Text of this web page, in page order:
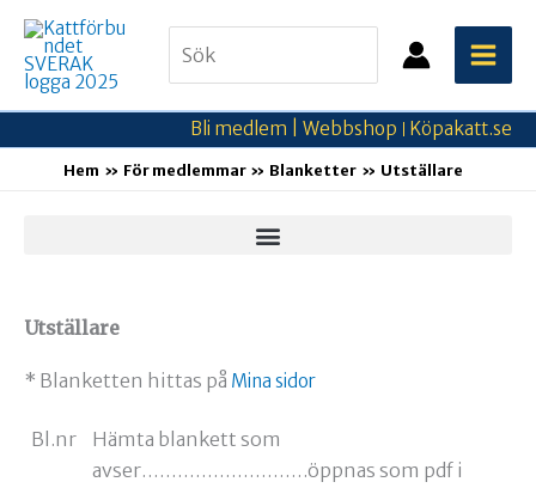
Hoppa
innehåll
for:
Bli medlem | Webbshop Köpakatt.se
Hem För medlemmar Blanketter Utställare
Utställare
* Blanketten hittas på Mina sidor
Bl.nr
Hämta blankett som
avser……………………….öppnas som pdf i